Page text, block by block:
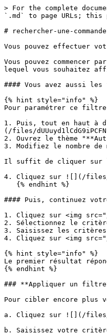
> For the complete
`.md` to page URLs; this
# rechercher-une-commande
Vous pouvez effectuer
Vous pouvez
lequel vous souhaitez
#### Vous avez aussi
{% hint style="info" %}
Pour paramétrer ce
1. Puis, tout en haut à
(/files/
2. Ouvrez le thème
3. Modifiez le nombre
Il suffit de cliquer sur
4. Cliquez sur ![](/files/
#### Puis, continuez
1. Cliquez sur <img
2. Sélectionnez le
3. Saisissez les critères
4. Cliquez sur <img
{% hint style="info" %}
Le premier résultat
{% endhint %}
### **Appliquer un
Pour cibler encore plus
a. Cliquez sur ![](/files/
b. Saisissez votre